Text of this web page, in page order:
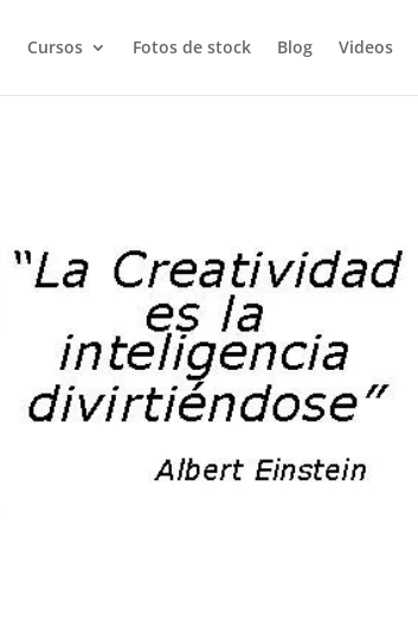
Cursos Fotos de stock Blog Videos